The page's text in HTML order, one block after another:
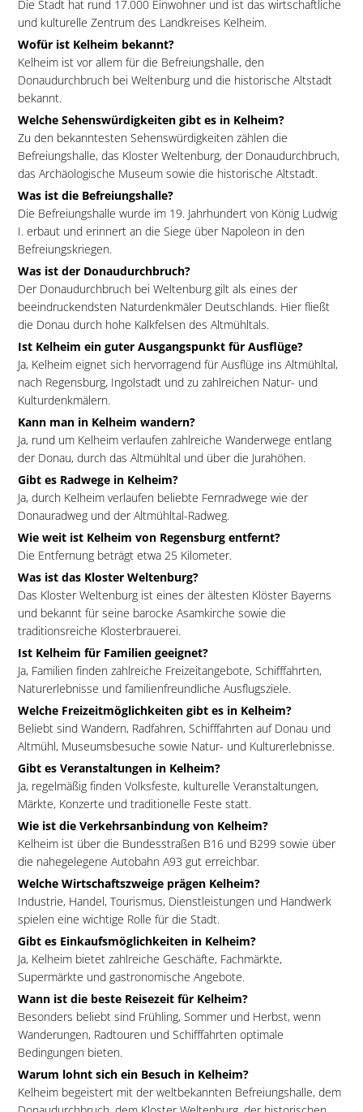
Die Stadt hat rund 17.000 Einwohner und ist das wirtschaftliche
und kulturelle Zentrum des Landkreises Kelheim.
Wofür ist Kelheim bekannt?
Kelheim ist vor allem für die Befreiungshalle, den
Donaudurchbruch bei Weltenburg und die historische Altstadt
bekannt.
Welche Sehenswürdigkeiten gibt es in Kelheim?
Zu den bekanntesten Sehenswürdigkeiten zählen die
Befreiungshalle, das Kloster Weltenburg, der Donaudurchbruch,
das Archäologische Museum sowie die historische Altstadt.
Was ist die Befreiungshalle?
Die Befreiungshalle wurde im 19. Jahrhundert von König Ludwig
I. erbaut und erinnert an die Siege über Napoleon in den
Befreiungskriegen.
Was ist der Donaudurchbruch?
Der Donaudurchbruch bei Weltenburg gilt als eines der
beeindruckendsten Naturdenkmäler Deutschlands. Hier fließt
die Donau durch hohe Kalkfelsen des Altmühltals.
Ist Kelheim ein guter Ausgangspunkt für Ausflüge?
Ja, Kelheim eignet sich hervorragend für Ausflüge ins Altmühltal,
nach Regensburg, Ingolstadt und zu zahlreichen Natur- und
Kulturdenkmälern.
Kann man in Kelheim wandern?
Ja, rund um Kelheim verlaufen zahlreiche Wanderwege entlang
der Donau, durch das Altmühltal und über die Jurahöhen.
Gibt es Radwege in Kelheim?
Ja, durch Kelheim verlaufen beliebte Fernradwege wie der
Donauradweg und der Altmühltal-Radweg.
Wie weit ist Kelheim von Regensburg entfernt?
Die Entfernung beträgt etwa 25 Kilometer.
Was ist das Kloster Weltenburg?
Das Kloster Weltenburg ist eines der ältesten Klöster Bayerns
und bekannt für seine barocke Asamkirche sowie die
traditionsreiche Klosterbrauerei.
Ist Kelheim für Familien geeignet?
Ja, Familien finden zahlreiche Freizeitangebote, Schifffahrten,
Naturerlebnisse und familienfreundliche Ausflugsziele.
Welche Freizeitmöglichkeiten gibt es in Kelheim?
Beliebt sind Wandern, Radfahren, Schifffahrten auf Donau und
Altmühl, Museumsbesuche sowie Natur- und Kulturerlebnisse.
Gibt es Veranstaltungen in Kelheim?
Ja, regelmäßig finden Volksfeste, kulturelle Veranstaltungen,
Märkte, Konzerte und traditionelle Feste statt.
Wie ist die Verkehrsanbindung von Kelheim?
Kelheim ist über die Bundesstraßen B16 und B299 sowie über
die nahegelegene Autobahn A93 gut erreichbar.
Welche Wirtschaftszweige prägen Kelheim?
Industrie, Handel, Tourismus, Dienstleistungen und Handwerk
spielen eine wichtige Rolle für die Stadt.
Gibt es Einkaufsmöglichkeiten in Kelheim?
Ja, Kelheim bietet zahlreiche Geschäfte, Fachmärkte,
Supermärkte und gastronomische Angebote.
Wann ist die beste Reisezeit für Kelheim?
Besonders beliebt sind Frühling, Sommer und Herbst, wenn
Wanderungen, Radtouren und Schifffahrten optimale
Bedingungen bieten.
Warum lohnt sich ein Besuch in Kelheim?
Kelheim begeistert mit der weltbekannten Befreiungshalle, dem